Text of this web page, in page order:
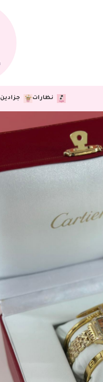
نظارات جزادين